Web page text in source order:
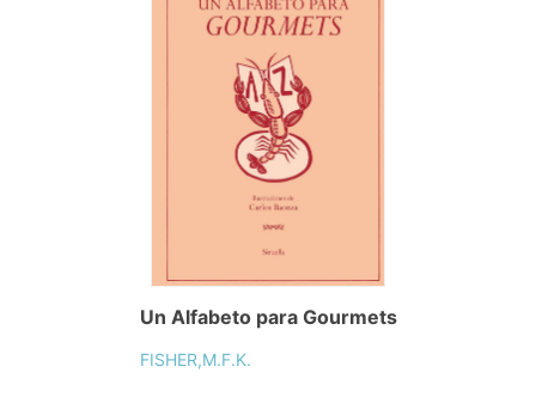
Un Alfabeto para Gourmets
FISHER,M.F.K.